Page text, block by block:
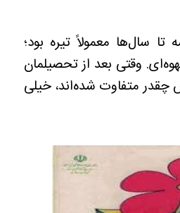
سال‌ها معمولاً تیره بود؛
وقتی بعد از تحصیلمان
چقدر متفاوت شده‌اند، خیلی